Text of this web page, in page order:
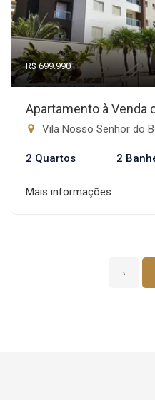
R$ 699.990
Apartamento à Venda
Vila Nosso Senhor do
2 Quartos 2
Mais informações
‹